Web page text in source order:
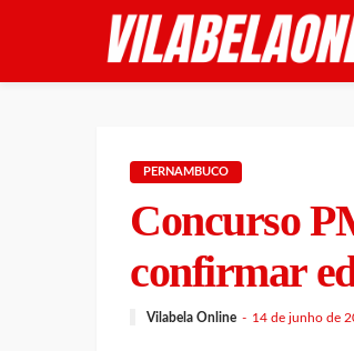
PERNAMBUCO
Concurso
confirmar
Vilabela Online 14 de junho de